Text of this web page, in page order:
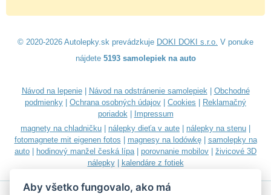
© 2020-2026 Autolepky.sk prevádzkuje DOKI DOKI s.r.o. V ponuke
nájdete 5193 samolepiek na auto
Návod na lepenie| Návod na odstránenie samolepiek| Obchodné
podmienky
Ochrana osobných údajov Cookies
Reklamačný
poriadok|
Impressum
magnety na chladničku
nálepky dieťa v aute nálepky na stenu
fotomagnete mit eigenen fotos
magnesy na lodówkę| samolepky na
auto
hodinový manžel česká lípa| porovnanie mobilov
živicové 3D
nálepky| kalendáre z fotiek
Aby všetko fungovalo, ako má